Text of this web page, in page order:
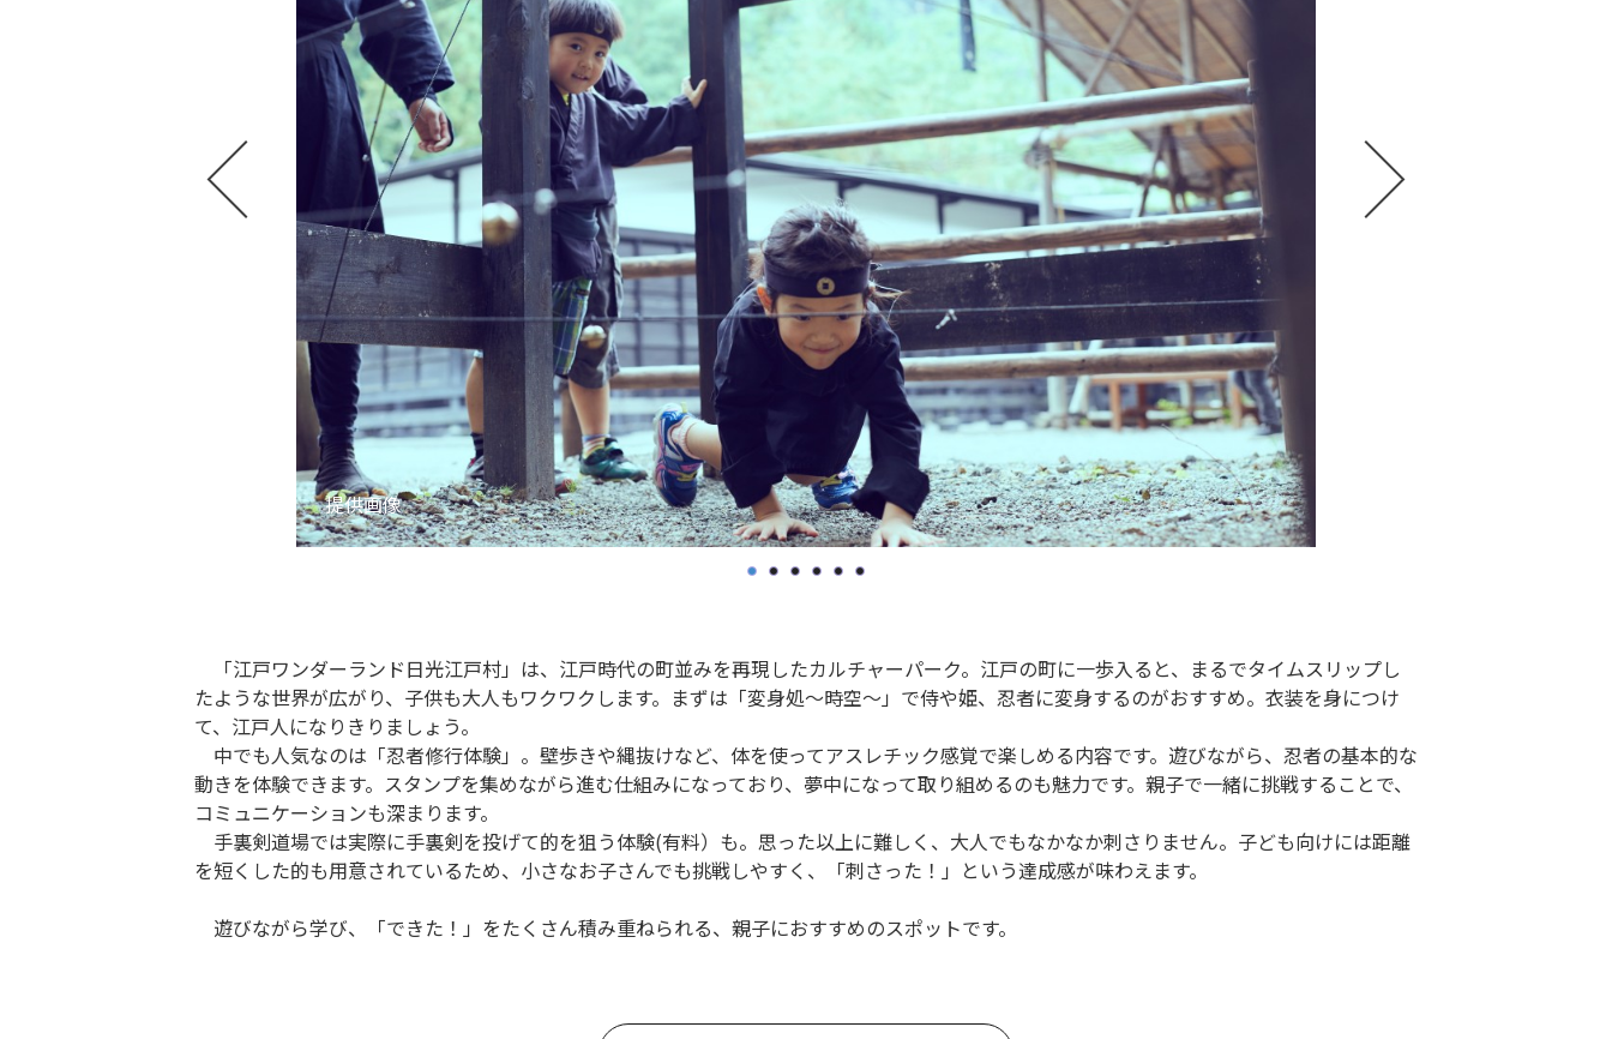
提供画像
「江戸ワンダーランド日光江戸村」は、江戸時代の町並みを再現したカルチャーパーク。江戸の町に一歩入ると、まるでタイムスリップし
たような世界が広がり、子供も大人もワクワクします。まずは「変身処〜時空〜」で侍や姫、忍者に変身するのがおすすめ。衣装を身につけ
て、江戸人になりきりましょう。
中でも人気なのは「忍者修行体験」。壁歩きや縄抜けなど、体を使ってアスレチック感覚で楽しめる内容です。遊びながら、忍者の基本的な
動きを体験できます。スタンプを集めながら進む仕組みになっており、夢中になって取り組めるのも魅力です。親子で一緒に挑戦することで、
コミュニケーションも深まります。
手裏剣道場では実際に手裏剣を投げて的を狙う体験(有料）も。思った以上に難しく、大人でもなかなか刺さりません。子ども向けには距離
を短くした的も用意されているため、小さなお子さんでも挑戦しやすく、「刺さった！」という達成感が味わえます。
遊びながら学び、「できた！」をたくさん積み重ねられる、親子におすすめのスポットです。